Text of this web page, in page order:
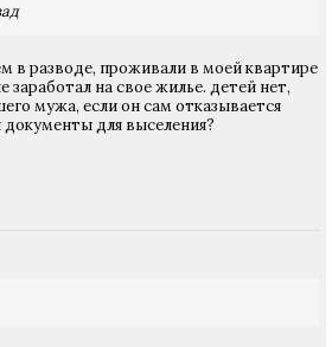
в разводе, проживали в моей квартире
заработал на свое жилье. детей нет,
мужа, если он сам отказывается
для выселения?